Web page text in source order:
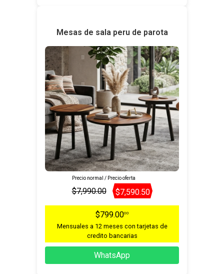
Mesas de sala peru de parota
Precio normal / Precio oferta
$7,990.00 $7,590.50
$799.0000
Mensuales a 12 meses con tarjetas de
credito bancarias
WhatsApp